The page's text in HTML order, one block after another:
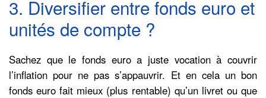
3. Diversifier entre fonds euro et
unités de compte ?
Sachez que le fonds euro a juste vocation à couvrir
l’inflation pour ne pas s’appauvrir. Et en cela un bon
fonds euro fait mieux (plus rentable) qu’un livret ou que